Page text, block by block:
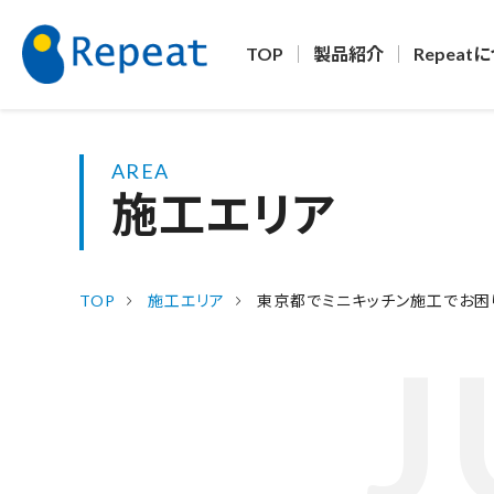
TOP 製品紹介 Repeatに
AREA
施工エリア
TOP 施工エリア 東京都でミニキッチン施工でお